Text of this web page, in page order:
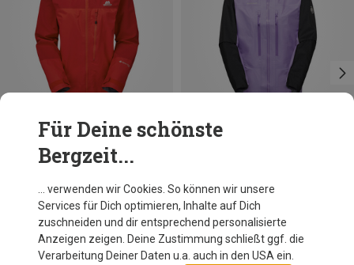
Du sparst 51%
Für Deine schönste
Bergzeit...
… verwenden wir Cookies. So können wir unsere
Services für Dich optimieren, Inhalte auf Dich
zuschneiden und dir entsprechend personalisierte
Anzeigen zeigen. Deine Zustimmung schließt ggf. die
Verarbeitung Deiner Daten u.a. auch in den USA ein.